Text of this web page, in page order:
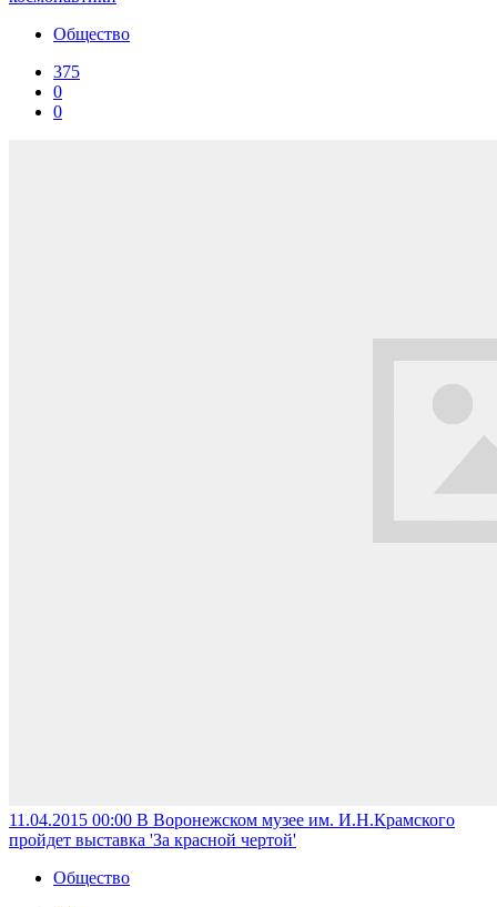
Общество
375
0
0
11.04.2015 00:00 В Воронежском музее им. И.Н.Крамского
пройдет выставка 'За красной чертой'
Общество